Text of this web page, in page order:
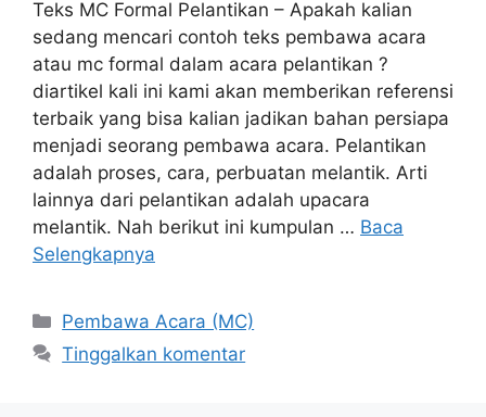
Teks MC Formal Pelantikan – Apakah kalian
sedang mencari contoh teks pembawa acara
atau mc formal dalam acara pelantikan ?
diartikel kali ini kami akan memberikan referensi
terbaik yang bisa kalian jadikan bahan persiapa
menjadi seorang pembawa acara. Pelantikan
adalah proses, cara, perbuatan melantik. Arti
lainnya dari pelantikan adalah upacara
melantik. Nah berikut ini kumpulan … Baca
Selengkapnya
Kategori
Pembawa Acara (MC)
Tinggalkan komentar